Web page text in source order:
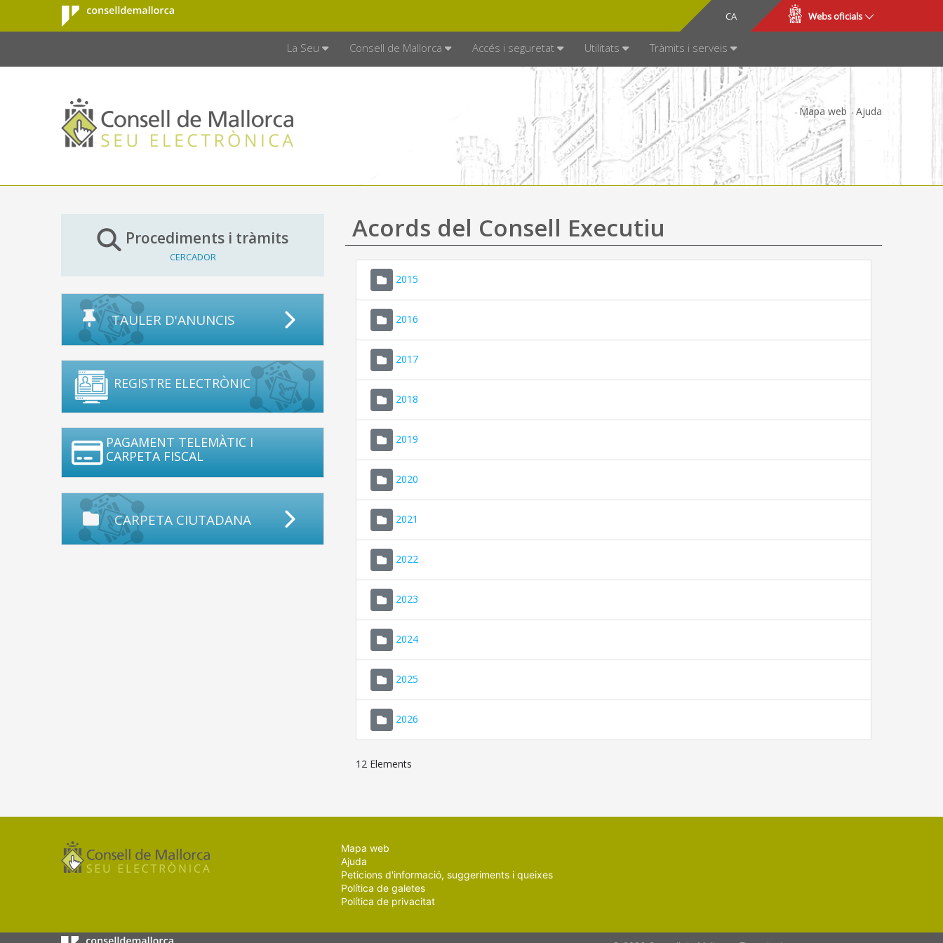
Salta al contingut principal
Consell de
Mallorca
CA
ES Webs oficials
La Seu Consell de Mallorca Accés i seguretat Utilitats Tràmits i serveis
Mapa web Ajuda
Procediments i tràmits
CERCADOR
TAULER D'ANUNCIS
REGISTRE ELECTRÒNIC
PAGAMENT TELEMÀTIC I
CARPETA FISCAL
CARPETA CIUTADANA
Acords del Consell Executiu
2015
2016
2017
2018
2019
2020
2021
2022
2023
2024
2025
2026
12 Elements
Mapa web
Ajuda
Peticions d'informació, suggeriments i queixes
Política de galetes
Política de privacitat